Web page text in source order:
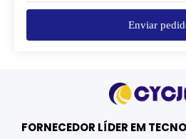
Enviar
FORNECEDOR LÍDER EM